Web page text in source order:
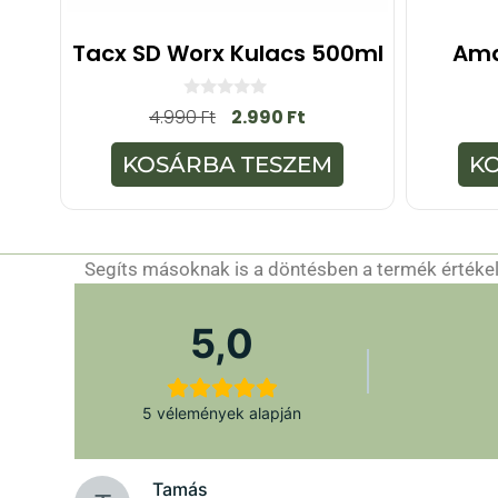
Tacx SD Worx Kulacs 500ml
0
a
z
5
-
b
4.990Ft 2.990 Ft
KOSÁRBA TESZEM
Segíts másoknak is a döntésben a termék
5,0
5 vélemények alapján
Tamás